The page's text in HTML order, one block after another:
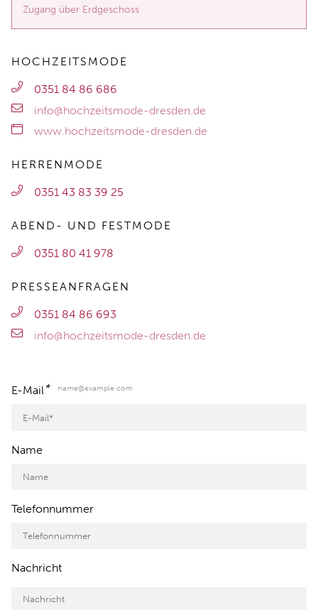
Zugang über Erdgeschoss
HOCHZEITSMODE
0351 84 86 686
info@hochzeitsmode-dresden.de
www.hochzeitsmode-dresden.de
HERRENMODE
0351 43 83 39 25
ABEND- UND FESTMODE
0351 80 41 978
PRESSEANFRAGEN
0351 84 86 693
info@hochzeitsmode-dresden.de
E-Mail* name@example.com
Name
Telefonnummer
Nachricht